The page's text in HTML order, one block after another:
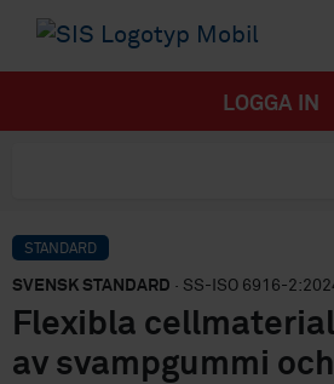
LOGGA IN
STANDARD
SVENSK STANDARD · SS-ISO 6916-
Flexibla
av svampgummi